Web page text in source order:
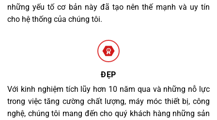
những yếu tố cơ bản này đã tạo nên thế mạnh và uy tín
cho hệ thống của chúng tôi.
ĐẸP
Với kinh nghiệm tích lũy hơn 10 năm qua và những nỗ lực
trong việc tăng cường chất lượng, máy móc thiết bị, công
nghệ, chúng tôi mang đến cho quý khách hàng những sản